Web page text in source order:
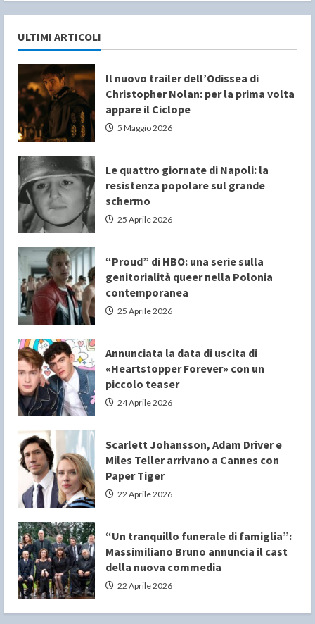
ULTIMI ARTICOLI
Il nuovo trailer dell’Odissea di
Christopher Nolan: per la prima volta
appare il Ciclope
5 Maggio 2026
Le quattro giornate di Napoli: la
resistenza popolare sul grande
schermo
25 Aprile 2026
“Proud” di HBO: una serie sulla
genitorialità queer nella Polonia
contemporanea
25 Aprile 2026
Annunciata la data di uscita di
«Heartstopper Forever» con un
piccolo teaser
24 Aprile 2026
Scarlett Johansson, Adam Driver e
Miles Teller arrivano a Cannes con
Paper Tiger
22 Aprile 2026
“Un tranquillo funerale di famiglia”:
Massimiliano Bruno annuncia il cast
della nuova commedia
22 Aprile 2026